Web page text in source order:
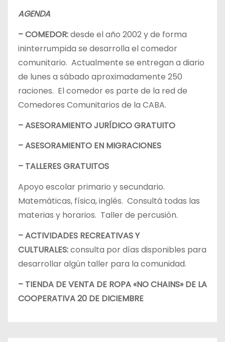
AGENDA
– COMEDOR:desde el año 2002 y de forma
ininterrumpida se desarrolla el comedor
comunitario. Actualmente se entregan a diario
de lunes a sábado aproximadamente 250
raciones. El comedor es parte de la red de
Comedores Comunitarios de la CABA.
– ASESORAMIENTO JURÍDICO GRATUITO
– ASESORAMIENTO EN MIGRACIONES
– TALLERES GRATUITOS
Apoyo escolar primario y secundario.
Matemáticas, física, inglés. Consultá todas las
materias y horarios. Taller de percusión.
– ACTIVIDADES RECREATIVAS Y
CULTURALES:consulta por días disponibles para
desarrollar algún taller para la comunidad.
– TIENDA DE VENTA DE ROPA «NO CHAINS» DE LA
COOPERATIVA 20 DE DICIEMBRE